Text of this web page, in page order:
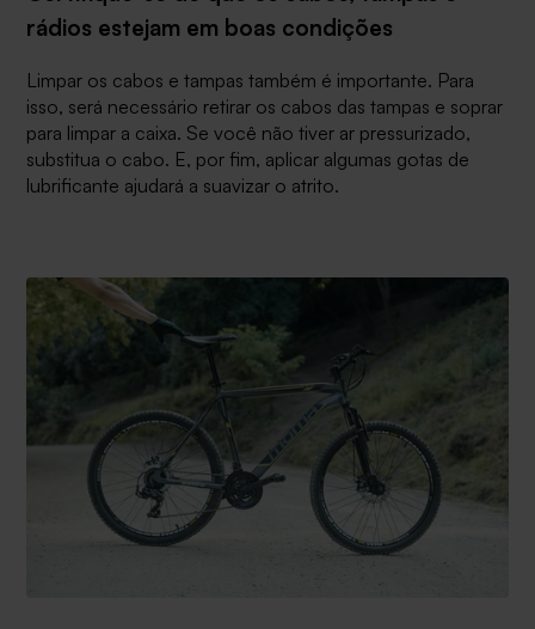
rádios estejam em boas condições
Limpar os cabos e tampas também é importante. Para
isso, será necessário retirar os cabos das tampas e soprar
para limpar a caixa. Se você não tiver ar pressurizado,
substitua o cabo. E, por fim, aplicar algumas gotas de
lubrificante ajudará a suavizar o atrito.